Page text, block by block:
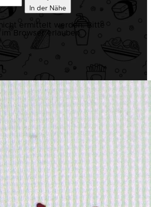
In der Nähe
ermittelt werden. Bitte
Browser erlauben.